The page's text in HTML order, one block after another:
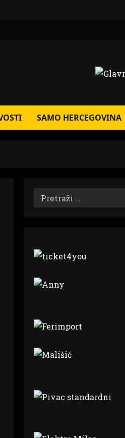
SAMO HERCEGOVINA
Pretraži: